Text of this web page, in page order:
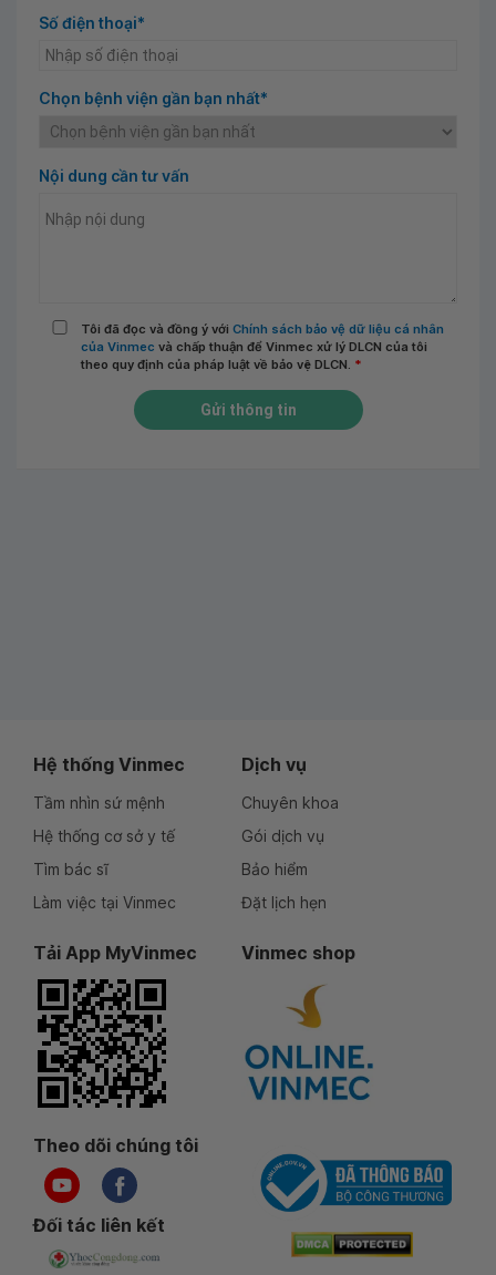
Số điện thoại*
Chọn bệnh viện gần bạn nhất*
Nội dung cần tư vấn
Tôi đã đọc và đồng ý với Chính sách bảo vệ dữ liệu cá nhân
của Vinmec và chấp thuận để Vinmec xử lý DLCN của tôi
theo quy định của pháp luật về bảo vệ DLCN. *
Gửi thông tin
Hệ thống Vinmec
Tầm nhìn sứ mệnh
Hệ thống cơ sở y tế
Tìm bác sĩ
Làm việc tại Vinmec
Dịch vụ
Chuyên khoa
Gói dịch vụ
Bảo hiểm
Đặt lịch hẹn
Tải App MyVinmec Vinmec shop
Theo dõi chúng tôi
Đối tác liên kết